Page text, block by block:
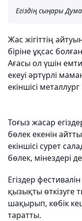
Егіздің сыңары
Жас жігіттің
біріне ұқсас
Ағасы ол үшін
екеуі әртүрлі
екіншісі
Тоғыз жасар
бөлек екенін
екіншісі сурет
бөлек, мінездері
Егіздер
қызықты
шақырып, көбік
таратты.